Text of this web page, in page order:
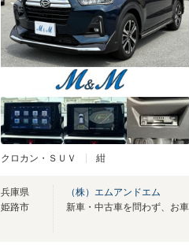
クロカン・ＳＵＶ 紺
兵庫県
姫路市
（株）エムアンドエム